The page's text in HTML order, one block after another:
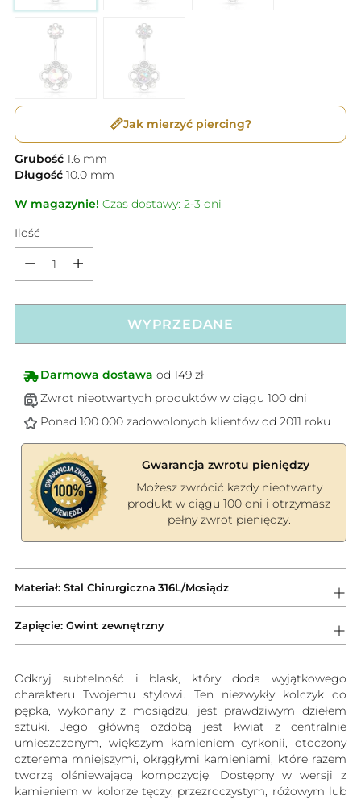
📏Jak mierzyć piercing?
Grubość 1.6 mm
Długość 10.0 mm
W magazynie! Czas dostawy: 2-3 dni
Ilość
WYPRZEDANE
Darmowa dostawa od 149 zł
Zwrot nieotwartych produktów w ciągu 100 dni
Ponad 100 000 zadowolonych klientów od 2011 roku
Gwarancja zwrotu pieniędzy
Możesz zwrócić każdy nieotwarty
produkt w ciągu 100 dni i otrzymasz
pełny zwrot pieniędzy.
do
koszyka
Materiał: Stal Chirurgiczna 316L/Mosiądz
Zapięcie: Gwint zewnętrzny
Odkryj subtelność i blask, który doda wyjątkowego
charakteru Twojemu stylowi. Ten niezwykły kolczyk do
pępka, wykonany z mosiądzu, jest prawdziwym dziełem
sztuki. Jego główną ozdobą jest kwiat z centralnie
umieszczonym, większym kamieniem cyrkonii, otoczony
czterema mniejszymi, okrągłymi kamieniami, które razem
tworzą olśniewającą kompozycję. Dostępny w wersji z
kamieniem w kolorze tęczy, przezroczystym, różowym lub